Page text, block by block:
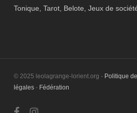
Tonique, Tarot, Belote, Jeux de
© 2025 leolagrange-lorient.org - Politique
légales- Fédération
facebookinstagram